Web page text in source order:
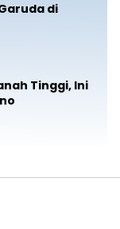
di
Tinggi, Ini